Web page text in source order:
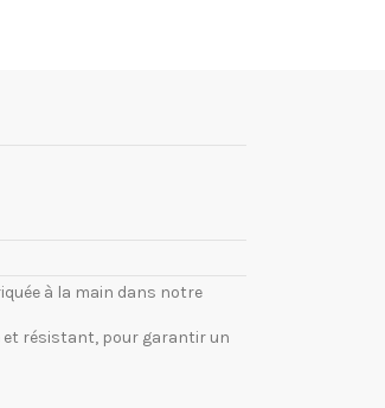
à la main dans notre
et résistant, pour garantir un